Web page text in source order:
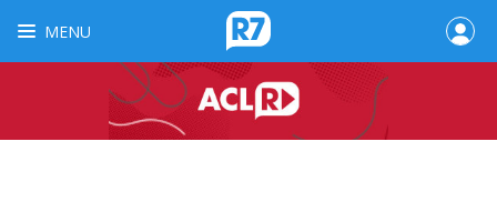
MENU